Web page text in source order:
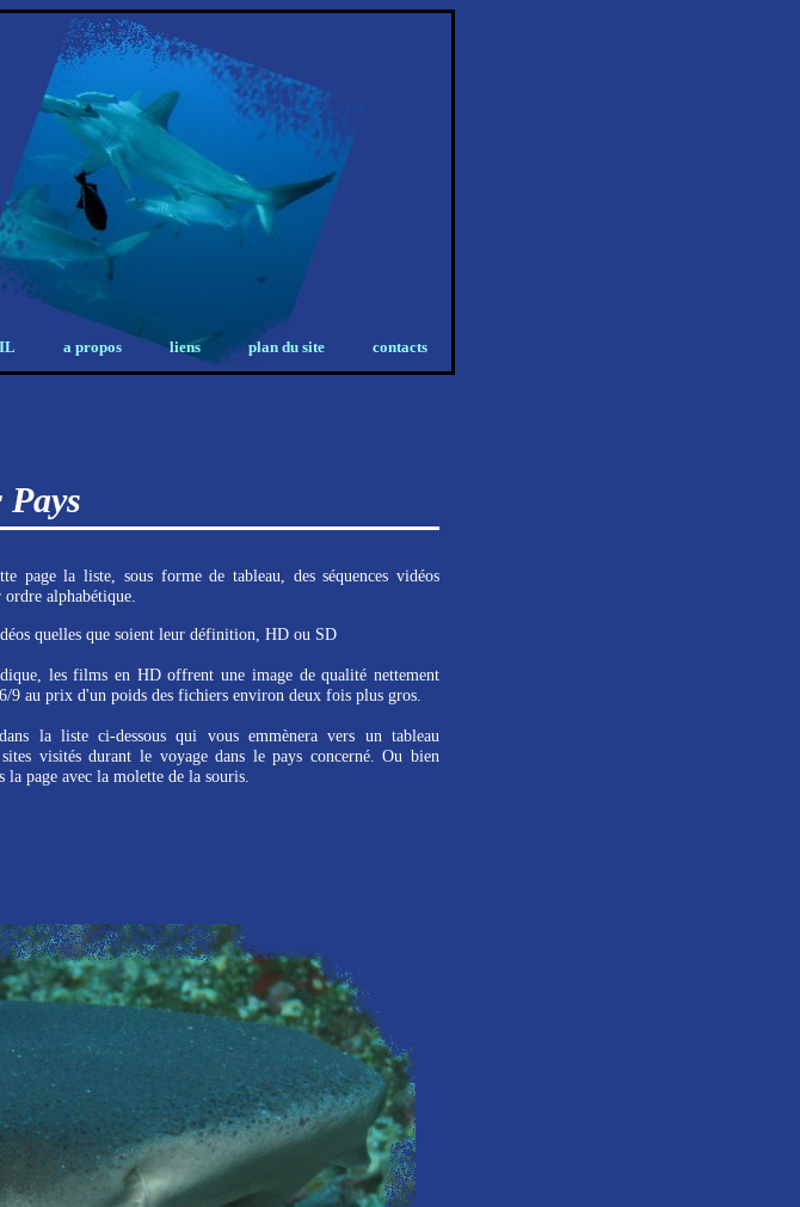
a propos liens plan du site contacts
Pays
page la liste, sous forme de tableau, des séquences vidéos
ordre alphabétique.
quelles que soient leur définition, HD ou SD
les films en HD offrent une image de qualité nettement
9 au prix d'un poids des fichiers environ deux fois plus gros.
la liste ci-dessous qui vous emmènera vers un tableau
visités durant le voyage dans le pays concerné. Ou bien
la page avec la molette de la souris.